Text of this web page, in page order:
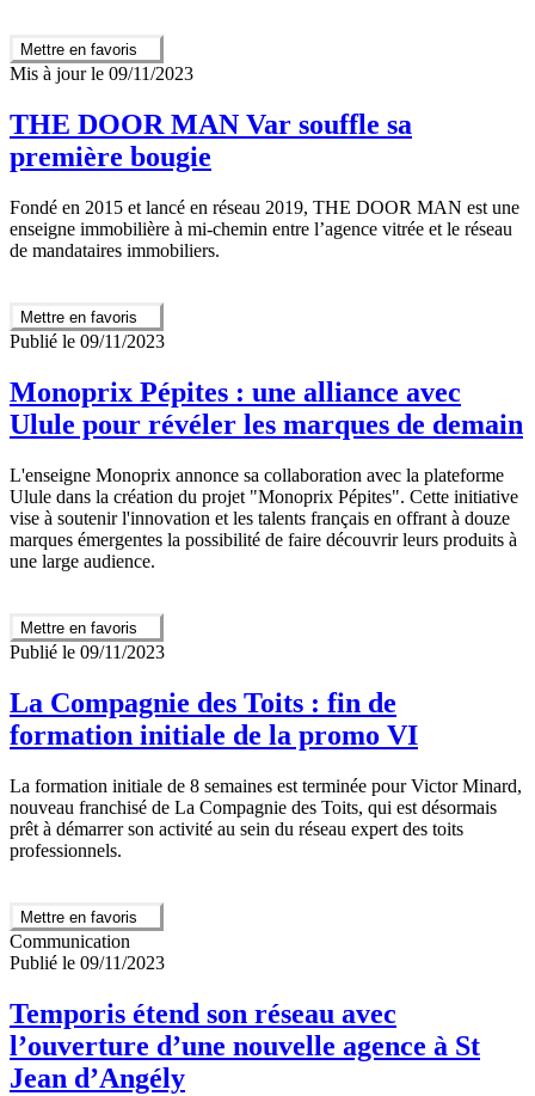
Mettre en favoris
Mis à jour le 09/11/2023
THE DOOR MAN Var souffle sa
première bougie
Fondé en 2015 et lancé en réseau 2019, THE DOOR MAN est une
enseigne immobilière à mi-chemin entre l’agence vitrée et le réseau
de mandataires immobiliers.
Mettre en favoris
Publié le 09/11/2023
Monoprix Pépites : une alliance avec
Ulule pour révéler les marques de demain
L'enseigne Monoprix annonce sa collaboration avec la plateforme
Ulule dans la création du projet "Monoprix Pépites". Cette initiative
vise à soutenir l'innovation et les talents français en offrant à douze
marques émergentes la possibilité de faire découvrir leurs produits à
une large audience.
Mettre en favoris
Publié le 09/11/2023
La Compagnie des Toits : fin de
formation initiale de la promo VI
La formation initiale de 8 semaines est terminée pour Victor Minard,
nouveau franchisé de La Compagnie des Toits, qui est désormais
prêt à démarrer son activité au sein du réseau expert des toits
professionnels.
Mettre en favoris
Communication
Publié le 09/11/2023
Temporis étend son réseau avec
l’ouverture d’une nouvelle agence à St
Jean d’Angély